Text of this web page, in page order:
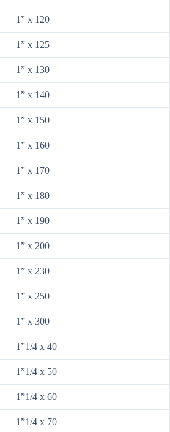
1” x 120
1” x 125
1” x 130
1” x 140
1” x 150
1” x 160
1” x 170
1” x 180
1” x 190
1” x 200
1” x 230
1” x 250
1” x 300
1”1/4 x 40
1”1/4 x 50
1”1/4 x 60
1”1/4 x 70